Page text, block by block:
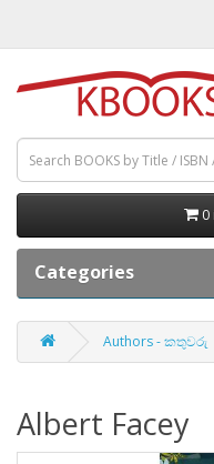
0
Categories
Authors - කතුවරු
Albert Facey